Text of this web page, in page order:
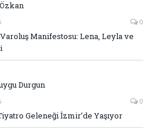
0
Varoluş Manifestosu: Lena, Leyla ve
Durgun
0
Geleneği İzmir’de Yaşıyor